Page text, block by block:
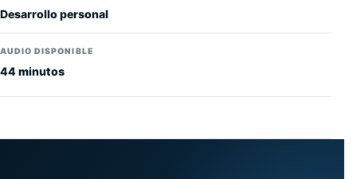
Desarrollo personal
AUDIO DISPONIBLE
44 minutos